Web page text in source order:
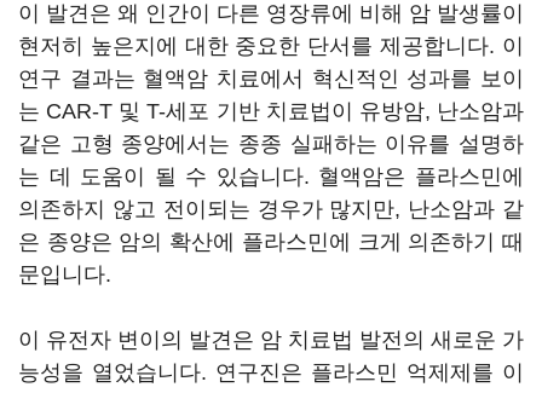
이 발견은 왜 인간이 다른 영장류에 비해 암 발생률이
현저히 높은지에 대한 중요한 단서를 제공합니다. 이
연구 결과는 혈액암 치료에서 혁신적인 성과를 보이
는 CAR-T 및 T-세포 기반 치료법이 유방암, 난소암과
같은 고형 종양에서는 종종 실패하는 이유를 설명하
는 데 도움이 될 수 있습니다. 혈액암은 플라스민에
의존하지 않고 전이되는 경우가 많지만, 난소암과 같
은 종양은 암의 확산에 플라스민에 크게 의존하기 때
문입니다.
이 유전자 변이의 발견은 암 치료법 발전의 새로운 가
능성을 열었습니다. 연구진은 플라스민 억제제를 이